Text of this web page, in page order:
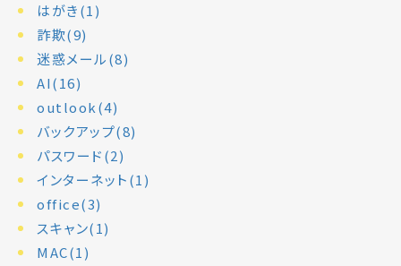
はがき(1)
詐欺(9)
迷惑メール(8)
AI(16)
outlook(4)
バックアップ(8)
パスワード(2)
インターネット(1)
office(3)
スキャン(1)
MAC(1)